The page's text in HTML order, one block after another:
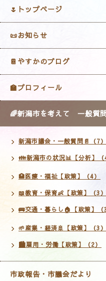
🌷トップページ
📜お知らせ
📔やすかのブログ
🏫プロフィール
🌈新潟市を考えて 一般質
新潟市議会・一般質問📄（7）
👪新潟市の状況📊【分析】（4
🏥医療・福祉【政策】（4）
📖教育・保育👶【政策】（3）
🚌交通・暮らし🏠【政策】（3
🌱産業・経済🚢【政策】（3）
🏙雇用・労働【政策】（2）
市政報告・市議会だより